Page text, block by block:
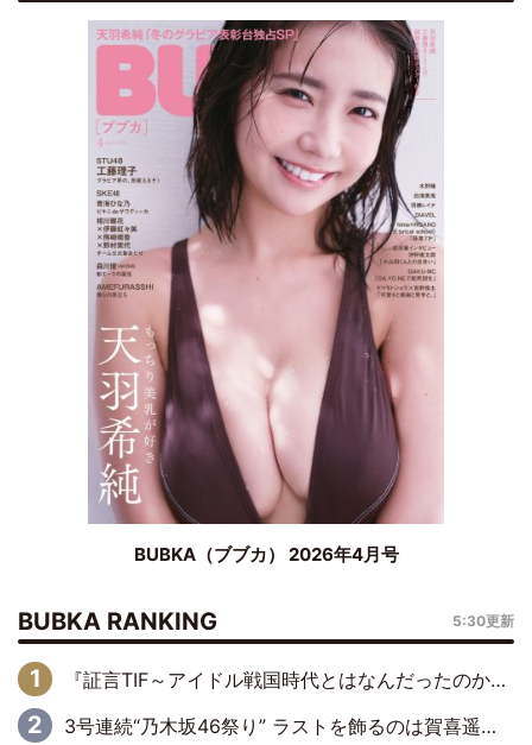
BUBKA（ブブカ） 2026年4月号
BUBKA RANKING 5:30更新
『証言TIF～アイドル戦国時代とはなんだったのか～』第6回：でんぱ組.inc・古川未鈴×相沢梨紗「『ハロプロやりたかったな』って言ったら、夢眠ねむさんに『てめえはでんぱ組．incなんだよ！』って肩パンされて(笑)」
3号連続“乃木坂46祭り” ラストを飾るのは賀喜遥香…5年ぶりの登場に「5年分大人になった私を見ていただけたら」